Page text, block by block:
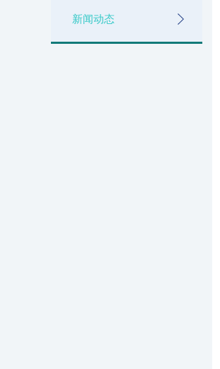
新闻动态